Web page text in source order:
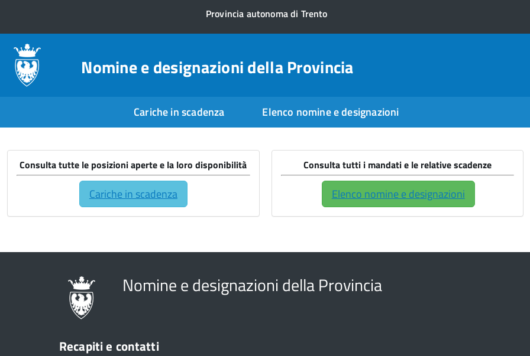
Provincia autonoma di Trento
Nomine e designazioni della Provincia
Cariche in scadenza Elenco nomine e designazioni
Consulta tutte le posizioni aperte e la loro disponibilità
Cariche in scadenza
Consulta tutti i mandati e le relative scadenze
Elenco nomine e designazioni
Nomine e designazioni della Provincia
Recapiti e contatti